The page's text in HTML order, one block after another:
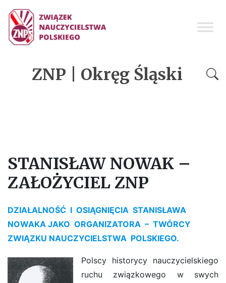
ZNP | Okręg Śląski
STANISŁAW NOWAK –
ZAŁOŻYCIEL ZNP
DZIAŁALNOŚĆ I OSIĄGNIĘCIA STANISŁAWA
NOWAKA JAKO ORGANIZATORA – TWÓRCY
ZWIĄZKU NAUCZYCIELSTWA POLSKIEGO.
Polscy historycy nauczycielskiego
ruchu związkowego w swych